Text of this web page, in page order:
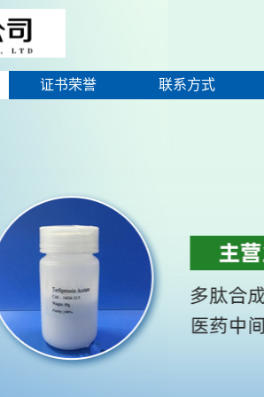
证书荣誉 联系方式